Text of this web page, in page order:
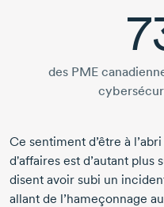
des PME
Ce sentiment d’être à l’abri
d'affaires est d’autant plus
disent avoir subi un
allant de l’hameçonnage